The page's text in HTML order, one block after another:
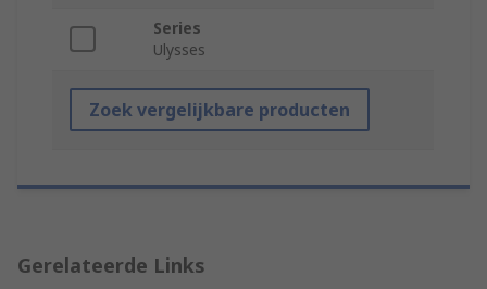
Series
Ulysses
Zoek vergelijkbare producten
Gerelateerde Links